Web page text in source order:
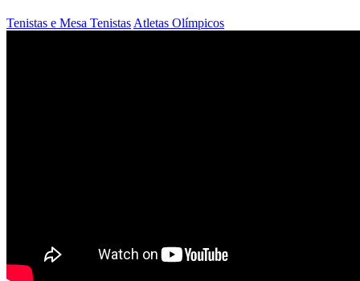
Tenistas e Mesa Tenistas Atletas Olímpicos